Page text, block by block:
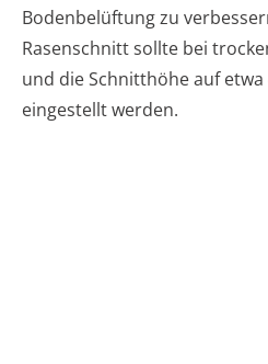
Bodenbelüftung zu
Rasenschnitt sollte bei
und die Schnitthöhe auf
eingestellt werden.